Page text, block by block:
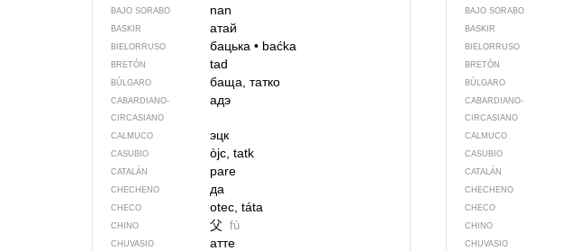
BAJO SORABO nan
BASKIR атай
BIELORRUSO бацька •baćka
BRETÓN tad
BÚLGARO баща, татко
CABARDIANO-
CIRCASIANO
адэ
CALMUCO эцк
CASUBIO òjc, tatk
CATALÁN pare
CHECHENO да
CHECO otec, táta
CHINO 父 fù
CHUVASIO атте
BAJO SORABO
BASKIR
BIELORRUSO
BRETÓN
BÚLGARO
CABARDIANO-
CIRCASIANO
CALMUCO
CASUBIO
CATALÁN
CHECHENO
CHECO
CHINO
CHUVASIO